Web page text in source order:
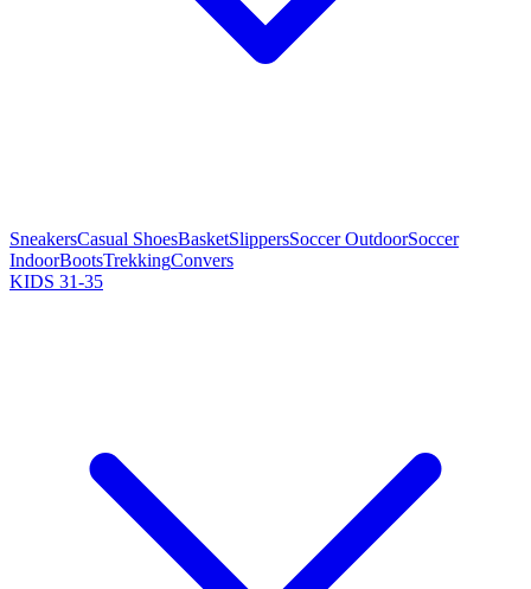
SneakersCasual ShoesBasketSlippersSoccer OutdoorSoccer
IndoorBootsTrekkingConvers
KIDS 31-35